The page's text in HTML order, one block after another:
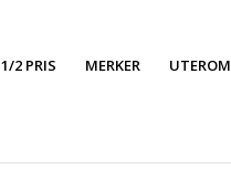
1/2 PRIS MERKER UTEROM